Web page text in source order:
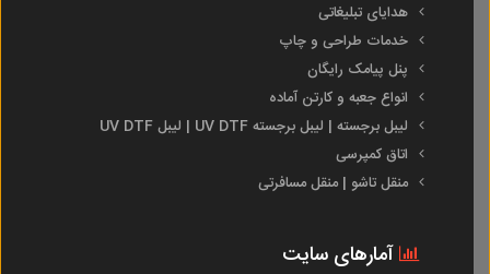
هدایای تبلیغاتی
خدمات طراحی و چاپ
پنل پیامک رایگان
انواع جعبه و کارتن آماده
لیبل برجسته | لیبل برجسته UV DTF | لیبل UV DTF
اتاق کمپرسی
منقل تاشو | منقل مسافرتی
آمارهای سایت